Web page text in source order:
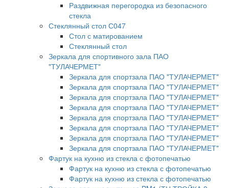
Раздвижная перегородка из безопасного
стекла
Стеклянный стол С047
Стол с матированием
Стеклянный стол
Зеркала для спортивного зала ПАО
"ТУЛАЧЕРМЕТ"
Зеркала для спортзала ПАО "ТУЛАЧЕРМЕТ"
Зеркала для спортзала ПАО "ТУЛАЧЕРМЕТ"
Зеркала для спортзала ПАО "ТУЛАЧЕРМЕТ"
Зеркала для спортзала ПАО "ТУЛАЧЕРМЕТ"
Зеркала для спортзала ПАО "ТУЛАЧЕРМЕТ"
Зеркала для спортзала ПАО "ТУЛАЧЕРМЕТ"
Зеркала для спортзала ПАО "ТУЛАЧЕРМЕТ"
Зеркала для спортзала ПАО "ТУЛАЧЕРМЕТ"
Фартук на кухню из стекла с фотопечатью
Фартук на кухню из стекла с фотопечатью
Фартук на кухню из стекла с фотопечатью